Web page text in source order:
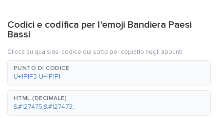
Codici e codifica per l'emoji Bandiera Paesi
Bassi
Clicca su qualsiasi codice qui sotto per copiarlo negli appunti.
PUNTO DI CODICE
U+1F1F3 U+1F1F1
HTML (DECIMALE)
&#127475;&#127473;